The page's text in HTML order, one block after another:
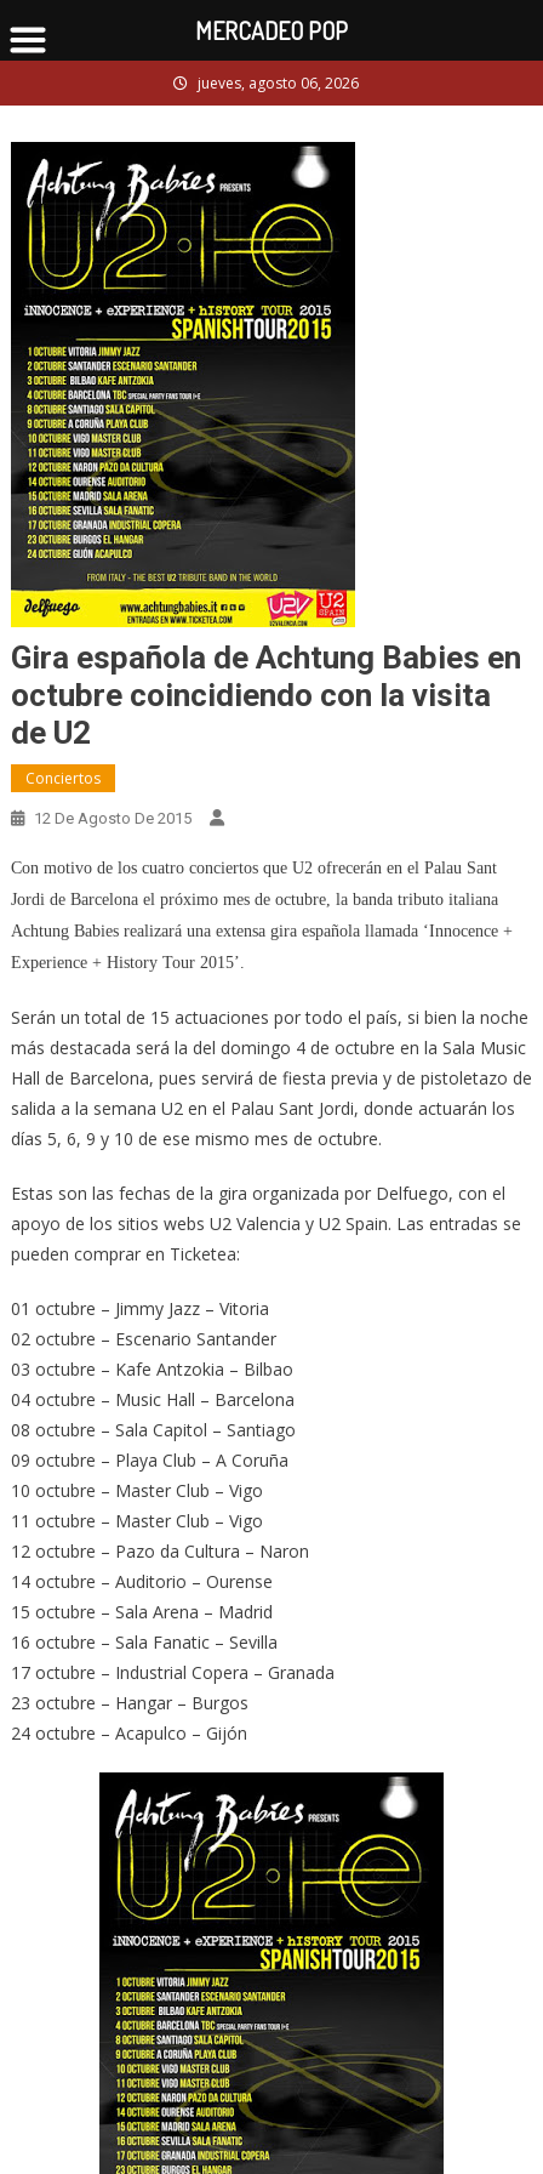
to
jueves, agosto 06, 2026
Gira española de Achtung Babies en
octubre coincidiendo con la visita
de U2
Conciertos
12 De Agosto De 2015
Con motivo de los cuatro conciertos que U2 ofrecerán en el Palau Sant
Jordi de Barcelona el próximo mes de octubre, la banda tributo italiana
Achtung Babies realizará una extensa gira española llamada ‘Innocence +
Experience + History Tour 2015’.
Serán un total de 15 actuaciones por todo el país, si bien la noche
más destacada será la del domingo 4 de octubre en la Sala Music
Hall de Barcelona, pues servirá de fiesta previa y de pistoletazo de
salida a la semana U2 en el Palau Sant Jordi, donde actuarán los
días 5, 6, 9 y 10 de ese mismo mes de octubre.
Estas son las fechas de la gira organizada por Delfuego, con el
apoyo de los sitios webs U2 Valencia y U2 Spain. Las entradas se
pueden comprar en Ticketea:
01 octubre – Jimmy Jazz – Vitoria
02 octubre – Escenario Santander
03 octubre – Kafe Antzokia – Bilbao
04 octubre – Music Hall – Barcelona
08 octubre – Sala Capitol – Santiago
09 octubre – Playa Club – A Coruña
10 octubre – Master Club – Vigo
11 octubre – Master Club – Vigo
12 octubre – Pazo da Cultura – Naron
14 octubre – Auditorio – Ourense
15 octubre – Sala Arena – Madrid
16 octubre – Sala Fanatic – Sevilla
17 octubre – Industrial Copera – Granada
23 octubre – Hangar – Burgos
24 octubre – Acapulco – Gijón
MERCADEO POP